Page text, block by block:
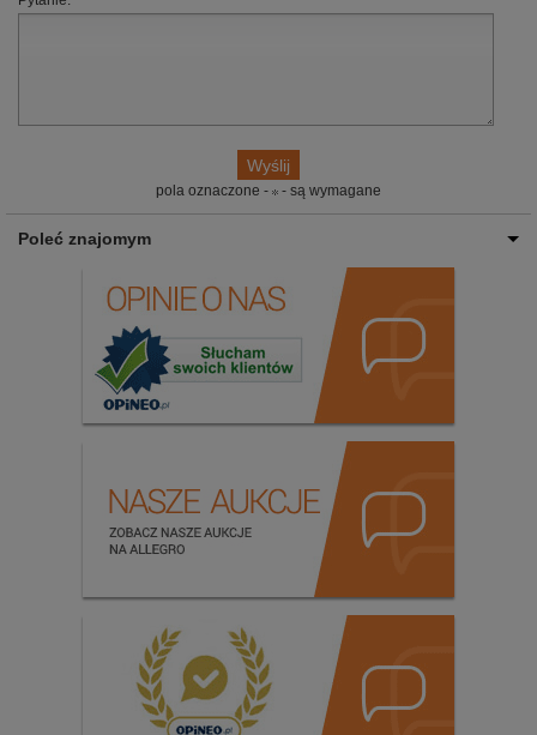
pola oznaczone - - są wymagane
Poleć znajomym